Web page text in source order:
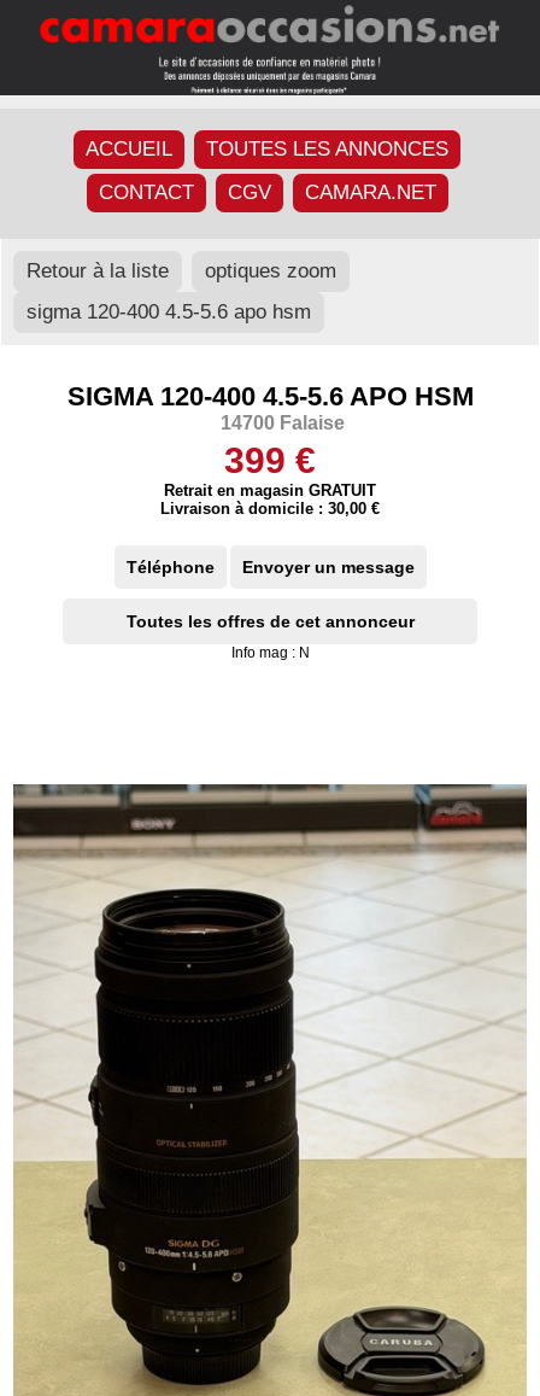
ACCUEIL
TOUTES LES ANNONCES
CONTACT
CGV CAMARA.NET
Retour à la liste
optiques zoom
sigma 120-400 4.5-5.6 apo hsm
SIGMA 120-400 4.5-5.6 APO HSM
14700 Falaise
399 €
Retrait en magasin GRATUIT
Livraison à domicile : 30,00 €
Téléphone Envoyer un message
Toutes les offres de cet annonceur
Info mag : N